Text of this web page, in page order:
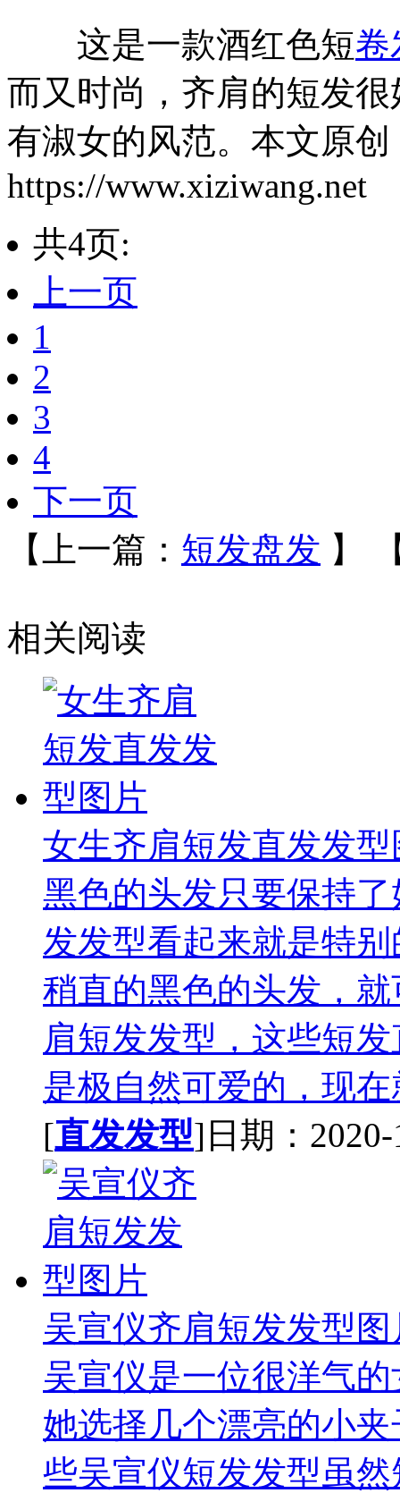
这是一款酒红色短卷
而又时尚，齐肩的短发
有淑女的风范。本文原
https://www.xiziwang.net
共4页:
上一页
1
2
3
4
下一页
【上一篇： 短发盘发 】
相关阅读
女生齐肩短发直发发型
黑色的头发只要保持
发发型看起来就是特
稍直的黑色的头发，
肩短发发型，这些短
是极自然可爱的，现
[直发发型]日期：2020-
吴宣仪齐肩短发发型图
吴宣仪是一位很洋气
她选择几个漂亮的小
些吴宣仪短发发型虽